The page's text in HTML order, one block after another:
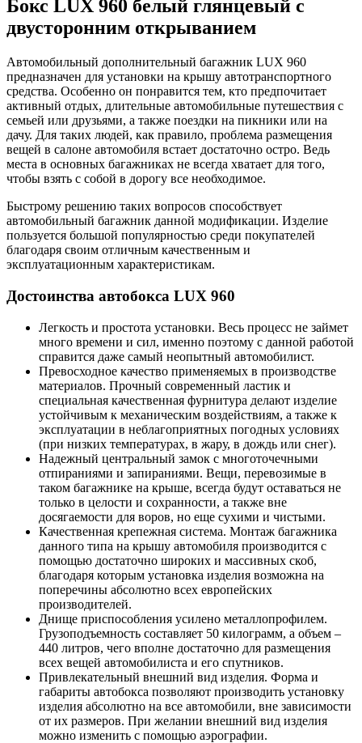
Бокс LUX 960 белый глянцевый с
двусторонним открыванием
Автомобильный дополнительный багажник LUX 960
предназначен для установки на крышу автотранспортного
средства. Особенно он понравится тем, кто предпочитает
активный отдых, длительные автомобильные путешествия с
семьей или друзьями, а также поездки на пикники или на
дачу. Для таких людей, как правило, проблема размещения
вещей в салоне автомобиля встает достаточно остро. Ведь
места в основных багажниках не всегда хватает для того,
чтобы взять с собой в дорогу все необходимое.
Быстрому решению таких вопросов способствует
автомобильный багажник данной модификации. Изделие
пользуется большой популярностью среди покупателей
благодаря своим отличным качественным и
эксплуатационным характеристикам.
Достоинства автобокса LUX 960
Легкость и простота установки. Весь процесс не займет
много времени и сил, именно поэтому с данной работой
справится даже самый неопытный автомобилист.
Превосходное качество применяемых в производстве
материалов. Прочный современный ластик и
специальная качественная фурнитура делают изделие
устойчивым к механическим воздействиям, а также к
эксплуатации в неблагоприятных погодных условиях
(при низких температурах, в жару, в дождь или снег).
Надежный центральный замок с многоточечными
отпираниями и запираниями. Вещи, перевозимые в
таком багажнике на крыше, всегда будут оставаться не
только в целости и сохранности, а также вне
досягаемости для воров, но еще сухими и чистыми.
Качественная крепежная система. Монтаж багажника
данного типа на крышу автомобиля производится с
помощью достаточно широких и массивных скоб,
благодаря которым установка изделия возможна на
поперечины абсолютно всех европейских
производителей.
Днище приспособления усилено металлопрофилем.
Грузоподъемность составляет 50 килограмм, а объем –
440 литров, чего вполне достаточно для размещения
всех вещей автомобилиста и его спутников.
Привлекательный внешний вид изделия. Форма и
габариты автобокса позволяют производить установку
изделия абсолютно на все автомобили, вне зависимости
от их размеров. При желании внешний вид изделия
можно изменить с помощью аэрографии.